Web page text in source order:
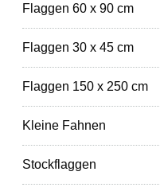
Flaggen 60 x 90 cm
Flaggen 30 x 45 cm
Flaggen 150 x 250 cm
Kleine Fahnen
Stockflaggen